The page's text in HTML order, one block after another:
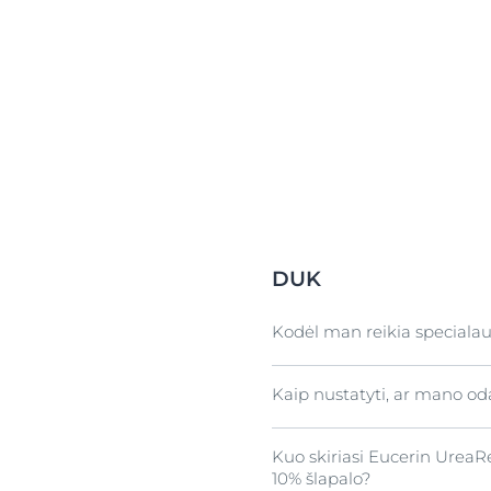
DUK
Kodėl man reikia
Pėdų oda yra ypač linkusi
Kaip nustatyti, ar mano
Šioje svetainėje rasite
arba nerimaujate dėl
Kuo skiriasi Eucerin
10% šlapalo?